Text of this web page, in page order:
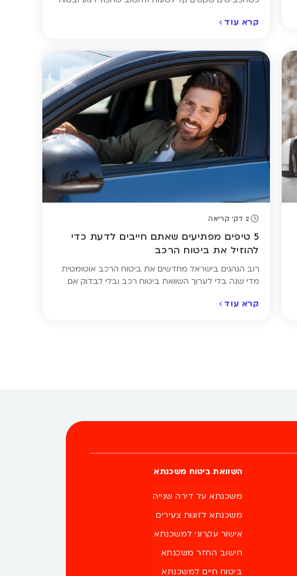
את זמן התגובה, הסנוור מפנסי רכבים אחרים שמצמצם את
להקפיד על כמה כללים פשוטים שיכולים להציל חיים –
ולוודא שביצעתם השוואת ביטוח […]
קרא עוד
2 דק' קריאה
5 טיפים מפתיעים שאתם חייבים לדעת כדי
להוזיל את ביטוח הרכב
רוב הנהגים בישראל מחדשים את ביטוח הרכב אוטומטית
מדי שנה בלי לערוך השוואת ביטוח רכב ובלי לבדוק אם
הוא לא. אבל חיסכון של מאות ואף אלפי שקלים בשנה
קרא עוד
השוואת ביטוח משכנתא
משכנתא על דירה שנייה
משכנתא לזוגות צעירים
אישור עקרוני למשכנתא
חישוב החזר משכנתא
ביטוח חיים למשכנתא